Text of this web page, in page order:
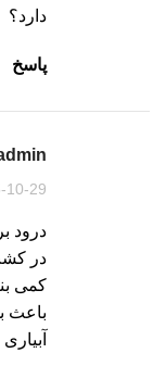
دارد؟
پاسخ
2025-10-
درود
در
باعث